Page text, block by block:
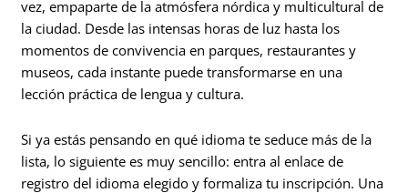
vez, empaparte de la atmósfera nórdica y multicultural de
la ciudad. Desde las intensas horas de luz hasta los
momentos de convivencia en parques, restaurantes y
museos, cada instante puede transformarse en una
lección práctica de lengua y cultura.
Si ya estás pensando en qué idioma te seduce más de la
lista, lo siguiente es muy sencillo: entra al enlace de
registro del idioma elegido y formaliza tu inscripción. Una